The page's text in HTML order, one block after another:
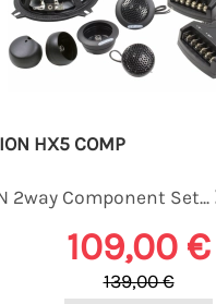
HX5 COMP
2way Component Set...
109,00 €
139,00 €